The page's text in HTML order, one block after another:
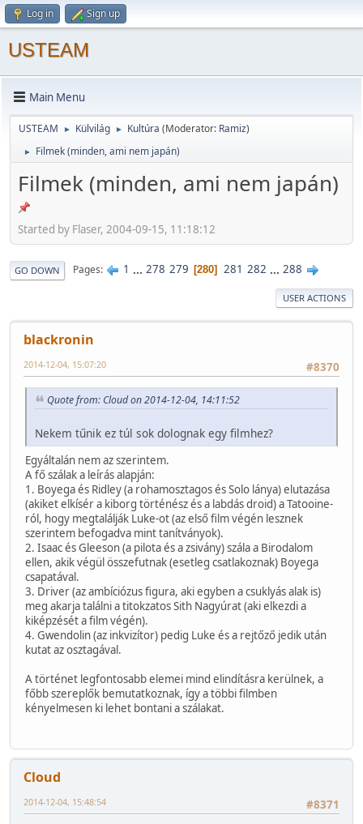
Log in Sign up
USTEAM
Main Menu
USTEAM ► Külvilág ► Kultúra (Moderator: Ramiz)
► Filmek (minden, ami nem japán)
Filmek (minden, ami nem japán)
Started by Flaser, 2004-09-15, 11:18:12
GO DOWN Pages 1 ... 278 279 280 281 282 ... 288
USER ACTIONS
blackronin
#8370
2014-12-04, 15:07:20
Quote from: Cloud on 2014-12-04, 14:11:52
Nekem tűnik ez túl sok dolognak egy filmhez?
Egyáltalán nem az szerintem.
A fő szálak a leírás alapján:
1. Boyega és Ridley (a rohamosztagos és Solo lánya) elutazása
(akiket elkísér a kiborg történész és a labdás droid) a Tatooine-
ról, hogy megtalálják Luke-ot (az első film végén lesznek
szerintem befogadva mint tanítványok).
2. Isaac és Gleeson (a pilota és a zsivány) szála a Birodalom
ellen, akik végül összefutnak (esetleg csatlakoznak) Boyega
csapatával.
3. Driver (az ambíciózus figura, aki egyben a csuklyás alak is)
meg akarja találni a titokzatos Sith Nagyúrat (aki elkezdi a
kiképzését a film végén).
4. Gwendolin (az inkvizítor) pedig Luke és a rejtőző jedik után
kutat az osztagával.
A történet legfontosabb elemei mind elindításra kerülnek, a
főbb szereplők bemutatkoznak, így a többi filmben
kényelmesen ki lehet bontani a szálakat.
Cloud
#8371
2014-12-04, 15:48:54